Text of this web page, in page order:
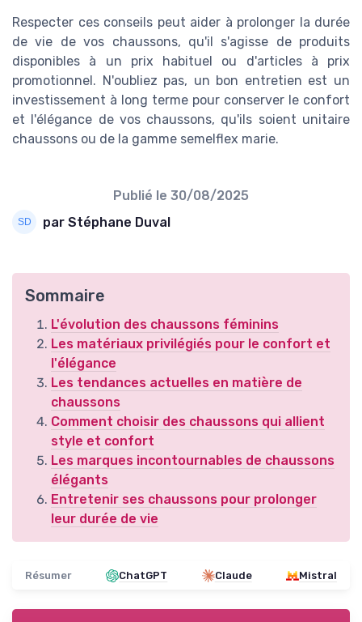
Respecter ces conseils peut aider à prolonger la durée
de vie de vos chaussons, qu'il s'agisse de produits
disponibles à un prix habituel ou d'articles à prix
promotionnel. N'oubliez pas, un bon entretien est un
investissement à long terme pour conserver le confort
et l'élégance de vos chaussons, qu'ils soient unitaire
chaussons ou de la gamme semelflex marie.
Publié le 30/08/2025
par Stéphane Duval
Sommaire
L'évolution des chaussons féminins
Les matériaux privilégiés pour le confort et
l'élégance
Les tendances actuelles en matière de
chaussons
Comment choisir des chaussons qui allient
style et confort
Les marques incontournables de chaussons
élégants
Entretenir ses chaussons pour prolonger
leur durée de vie
Résumer ChatGPT Claude Mistral